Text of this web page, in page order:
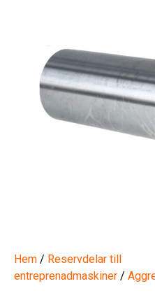
Hem / Reservdelar till
entreprenadmaskiner /